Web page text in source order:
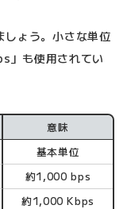
しょう。小さな単位
」も使用されてい
意味
基本単位
約1,000 bps
約1,000 Kbps